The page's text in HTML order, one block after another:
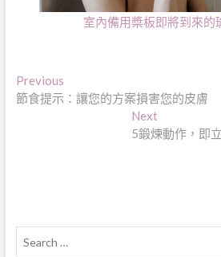
室內備用槳板即將到來的
文
章
PreviousPrevious
post:
節食提示：讓您的方案損害您的皮膚
NextNext
post:
5鍛煉動作，即